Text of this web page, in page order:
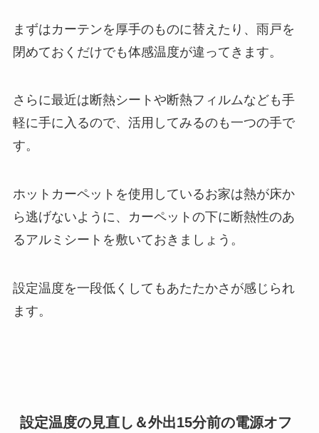
まずはカーテンを厚手のものに替えたり、雨戸を
閉めておくだけでも体感温度が違ってきます。
さらに最近は断熱シートや断熱フィルムなども手
軽に手に入るので、活用してみるのも一つの手で
す。
ホットカーペットを使用しているお家は熱が床か
ら逃げないように、カーペットの下に断熱性のあ
るアルミシートを敷いておきましょう。
設定温度を一段低くしてもあたたかさが感じられ
ます。
設定温度の見直し＆外出15分前の電源オフ